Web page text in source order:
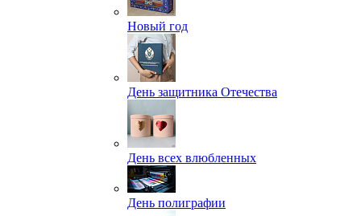
Новый год
День защитника Отечества
День всех влюбленных
День полиграфии